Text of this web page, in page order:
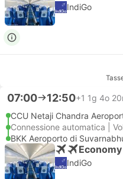
IndiGo
07:00 12:50+1 1g 4o
CCU Netaji Chandra
Connessione automatica |
BKK Aeroporto di
IndiGo